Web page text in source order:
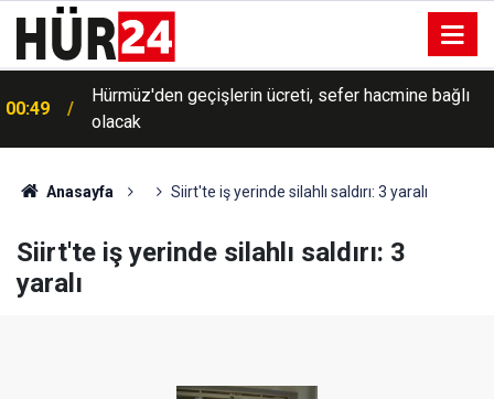
00:49
Hürmüz'den geçişlerin ücreti, sefer hacmine bağlı
olacak
Anasayfa Siirt'te iş yerinde silahlı saldırı: 3 yaralı
Siirt'te iş yerinde silahlı saldırı: 3
yaralı